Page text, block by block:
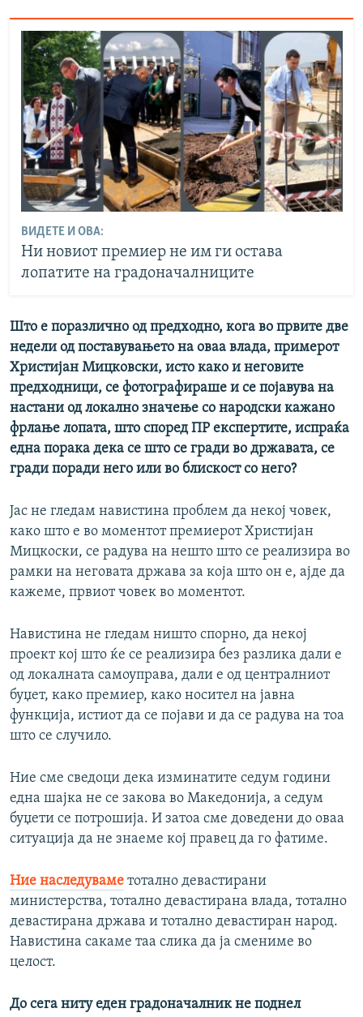
ВИДЕТЕ И ОВА:
Ни новиот премиер не им ги остава
лопатите на градоначалниците
Што е поразлично од предходно, кога во првите две
недели од поставувањето на оваа влада, примерот
Христијан Мицковски, исто како и неговите
предходници, се фотографираше и се појавува на
настани од локално значење со народски кажано
фрлање лопата, што според ПР експертите, испраќа
една порака дека се што се гради во државата, се
гради поради него или во блискост со него?
Јас не гледам навистина проблем да некој човек,
како што е во моментот премиерот Христијан
Мицкоски, се радува на нешто што се реализира во
рамки на неговата држава за која што он е, ајде да
кажеме, првиот човек во моментот.
Навистина не гледам ништо спорно, да некој
проект кој што ќе се реализира без разлика дали е
од локалната самоуправа, дали е од централниот
буџет, како премиер, како носител на јавна
функција, истиот да се појави и да се радува на тоа
што се случило.
Ние сме сведоци дека изминатите седум години
една шајка не се закова во Македонија, а седум
буџети се потрошија. И затоа сме доведени до оваа
ситуација да не знаеме кој правец да го фатиме.
Ние наследуваме тотално девастирани
министерства, тотално девастирана влада, тотално
девастирана држава и тотално девастиран народ.
Навистина сакаме таа слика да ја смениме во
целост.
До сега ниту еден градоначалник не поднел